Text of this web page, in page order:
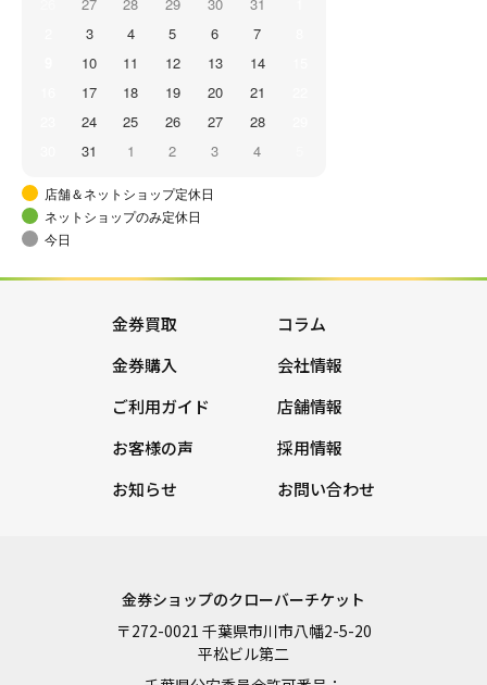
3 4 5 6 7
10 11 12 13 14
17 18 19 20 21
24 25 26 27 28
31 1 2 3 4
店舗＆ネットショップ定休日
ネットショップのみ定休日
今日
金券買取
金券購入
ご利用ガイド
お客様の声
お知らせ
コラム
会社情報
店舗情報
採用情報
お問い合わせ
金券ショップのクローバーチケット
〒272-0021 千葉県市川市八幡2-5-20
平松ビル第二